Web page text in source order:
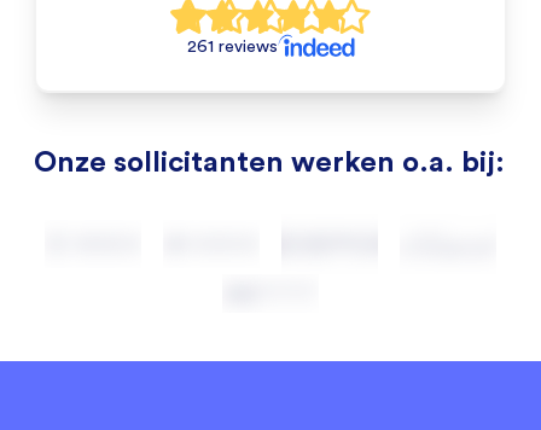
261 reviews
Onze sollicitanten werken o.a. bij: